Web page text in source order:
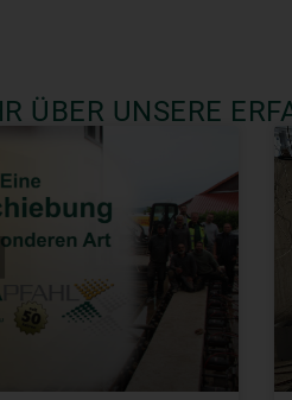
ÜBER UNSERE